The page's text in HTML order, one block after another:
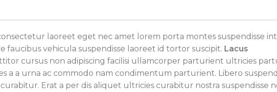
laoreet eget nec amet lorem porta montes suspendisse
faucibus vehicula suspendisse laoreet id tortor suscipit. Lacus
cursus non adipiscing facilisi ullamcorper parturient ultricies
a a urna ac commodo nam condimentum parturient. Libero
Erat a per dis aliquet ultricies curabitur nostra suspendisse